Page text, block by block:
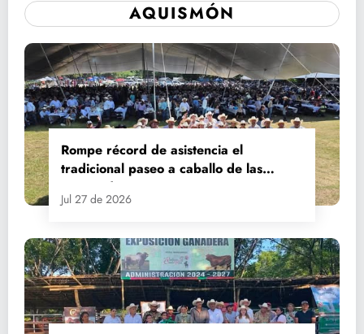
AQUISMÓN
Rompe récord de asistencia el
tradicional paseo a caballo de las
Fiestas de Santiago y Santa Ana
Jul 27 de 2026